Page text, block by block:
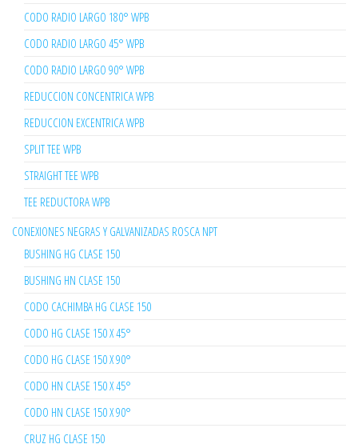
CODO RADIO LARGO 180° WPB
CODO RADIO LARGO 45° WPB
CODO RADIO LARGO 90° WPB
REDUCCION CONCENTRICA WPB
REDUCCION EXCENTRICA WPB
SPLIT TEE WPB
STRAIGHT TEE WPB
TEE REDUCTORA WPB
CONEXIONES NEGRAS Y GALVANIZADAS ROSCA NPT
BUSHING HG CLASE 150
BUSHING HN CLASE 150
CODO CACHIMBA HG CLASE 150
CODO HG CLASE 150 X 45°
CODO HG CLASE 150 X 90°
CODO HN CLASE 150 X 45°
CODO HN CLASE 150 X 90°
CRUZ HG CLASE 150